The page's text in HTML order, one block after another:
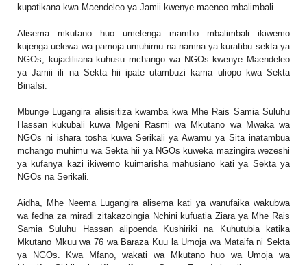
kupatikana kwa Maendeleo ya Jamii kwenye maeneo mbalimbali.
Alisema mkutano huo umelenga mambo mbalimbali ikiwemo
kujenga uelewa wa pamoja umuhimu na namna ya kuratibu sekta ya
NGOs; kujadiliiana kuhusu mchango wa NGOs kwenye Maendeleo
ya Jamii ili na Sekta hii ipate utambuzi kama uliopo kwa Sekta
Binafsi.
Mbunge Lugangira alisisitiza kwamba kwa Mhe Rais Samia Suluhu
Hassan kukubali kuwa Mgeni Rasmi wa Mkutano wa Mwaka wa
NGOs ni ishara tosha kuwa Serikali ya Awamu ya Sita inatambua
mchango muhimu wa Sekta hii ya NGOs kuweka mazingira wezeshi
ya kufanya kazi ikiwemo kuimarisha mahusiano kati ya Sekta ya
NGOs na Serikali.
Aidha, Mhe Neema Lugangira alisema kati ya wanufaika wakubwa
wa fedha za miradi zitakazoingia Nchini kufuatia Ziara ya Mhe Rais
Samia Suluhu Hassan alipoenda Kushiriki na Kuhutubia katika
Mkutano Mkuu wa 76 wa Baraza Kuu la Umoja wa Mataifa ni Sekta
ya NGOs. Kwa Mfano, wakati wa Mkutano huo wa Umoja wa